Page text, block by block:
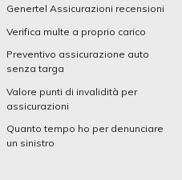
Genertel Assicurazioni recensioni
Verifica multe a proprio carico
Preventivo assicurazione auto
senza targa
Valore punti di invalidità per
assicurazioni
Quanto tempo ho per denunciare
un sinistro